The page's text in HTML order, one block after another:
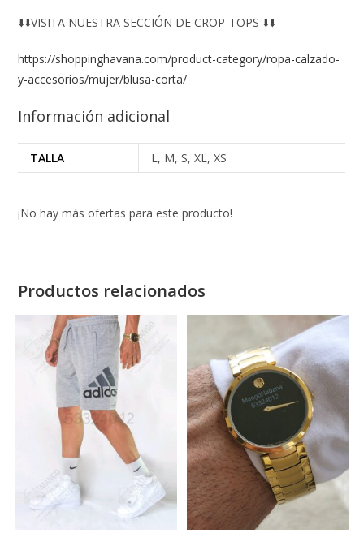
⬇️⬇️VISITA NUESTRA SECCIÓN DE CROP-TOPS ⬇️⬇️
https://shoppinghavana.com/product-category/ropa-calzado-
y-accesorios/mujer/blusa-corta/
Información adicional
TALLA L, M, S, XL, XS
¡No hay más ofertas para este producto!
Productos relacionados